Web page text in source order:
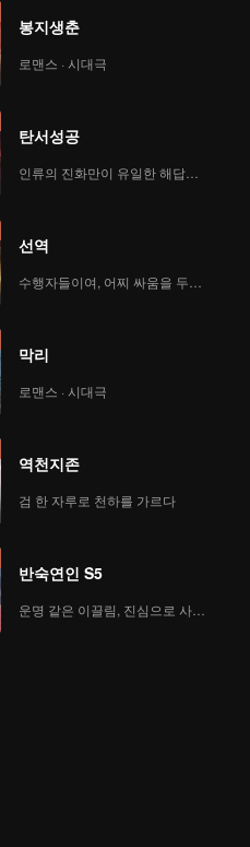
봉지생춘
로맨스 · 시대극
탄서성공
인류의 진화만이 유일한 해답이다
선역
막리
로맨스 · 시대극
역천지존
검 한 자루로 천하를 가르다
반숙연인 S5
운명 같은 이끌림, 진심으로 사랑하다